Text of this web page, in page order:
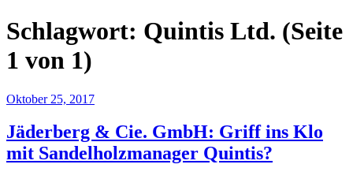
Schlagwort: Quintis Ltd. (Seite
1 von 1)
Oktober 25, 2017
Jäderberg & Cie. GmbH: Griff ins Klo
mit Sandelholzmanager Quintis?